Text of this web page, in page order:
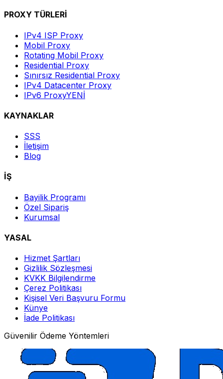
PROXY TÜRLERİ
IPv4 ISP Proxy
Mobil Proxy
Rotating Mobil Proxy
Residential Proxy
Sınırsız Residential Proxy
IPv4 Datacenter Proxy
IPv6 ProxyYENİ
KAYNAKLAR
SSS
İletişim
Blog
İŞ
Bayilik Programı
Özel Sipariş
Kurumsal
YASAL
Hizmet Şartları
Gizlilik Sözleşmesi
KVKK Bilgilendirme
Çerez Politikası
Kişisel Veri Başvuru Formu
Künye
İade Politikası
Güvenilir Ödeme Yöntemleri